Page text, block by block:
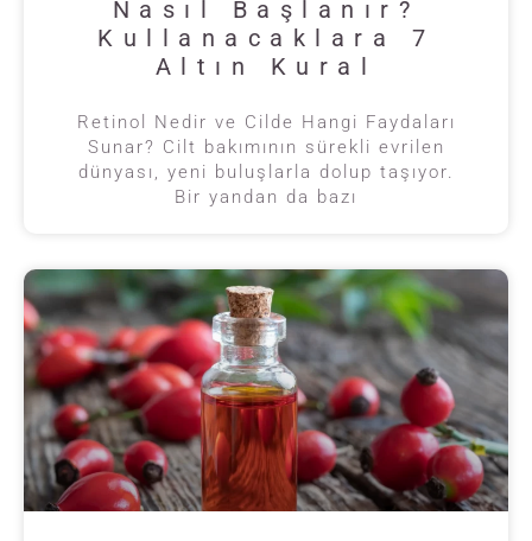
Nasıl Başlanır?
Kullanacaklara 7
Altın Kural
Retinol Nedir ve Cilde Hangi Faydaları
Sunar? Cilt bakımının sürekli evrilen
dünyası, yeni buluşlarla dolup taşıyor.
Bir yandan da bazı